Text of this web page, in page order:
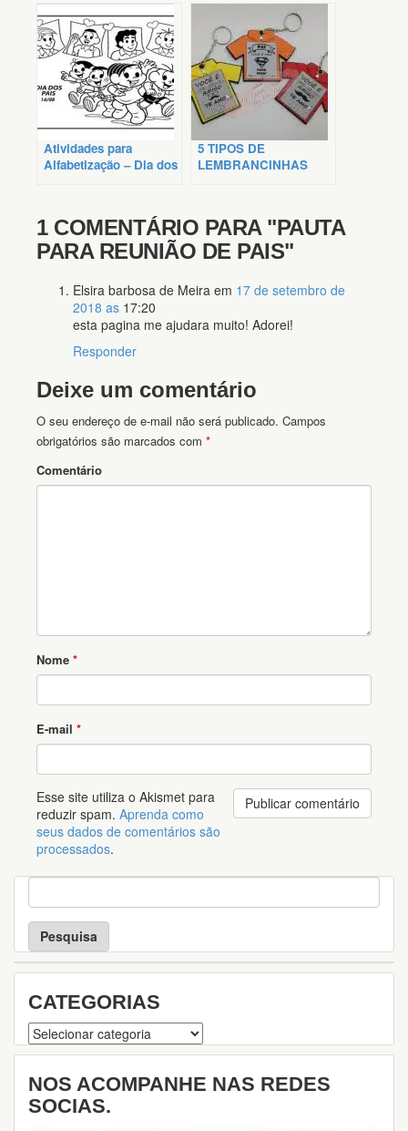
Atividades para
Alfabetização – Dia dos
5 TIPOS DE
LEMBRANCINHAS
1 COMENTÁRIO PARA "PAUTA
PARA REUNIÃO DE PAIS"
Elsira barbosa de Meira em 17 de setembro de
2018 as 17:20
esta pagina me ajudara muito! Adorei!
Responder
Deixe um comentário
O seu endereço de e-mail não será publicado. Campos
obrigatórios são marcados com *
Comentário
Nome *
E-mail *
Esse site utiliza o Akismet para
reduzir spam. Aprenda como
seus dados de comentários são
processados.
P
e
s
u
i
a
CATEGORIAS
Categorias
NOS ACOMPANHE NAS REDES
SOCIAS.